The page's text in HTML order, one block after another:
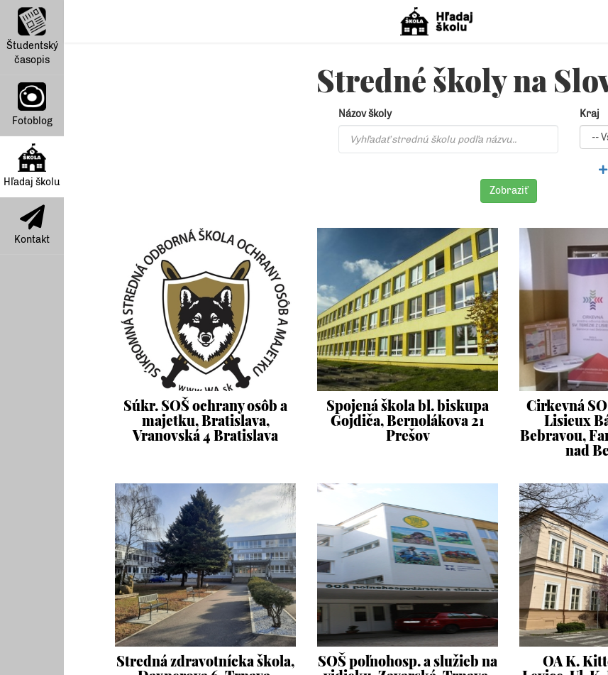
Študentský
časopis
Fotoblog
Hľadaj školu
Kontakt
Stredné školy na
Názov školy Kraj
Zobraziť
Súkr. SOŠ ochrany osôb a
majetku, Bratislava,
Vranovská 4 Bratislava
Spojená škola bl. biskupa
Gojdiča, Bernolákova 21
Prešov
Cirkevná
Lisieux
Bebravou,
nad
Stredná zdravotnícka škola,
SOŠ poľnohosp. a služieb na
OA K.